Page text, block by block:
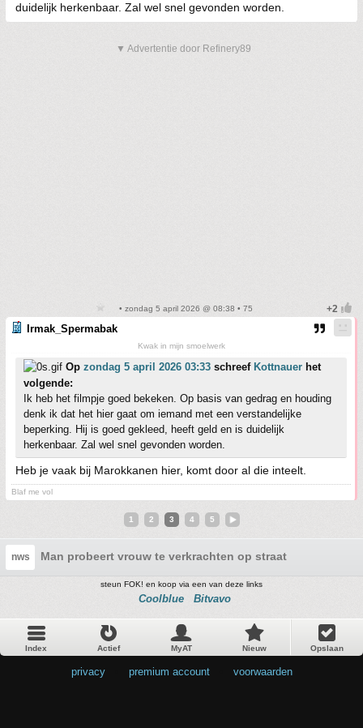
duidelijk herkenbaar. Zal wel snel gevonden worden.
▼ Advertentie door Refinery89
• zondag 5 april 2026 @ 08:38 • 75
Irmak_Spermabak
Kwak in mijn smoelwerk
Op zondag 5 april 2026 03:33 schreef Kottnauer het
volgende:
Ik heb het filmpje goed bekeken. Op basis van gedrag en houding
denk ik dat het hier gaat om iemand met een verstandelijke
beperking. Hij is goed gekleed, heeft geld en is duidelijk
herkenbaar. Zal wel snel gevonden worden.
Heb je vaak bij Marokkanen hier, komt door al die inteelt.
Blaf me vol
1 2 3 4 5
nws Man probeert vrouw te verkrachten op straat
steun FOK! en koop via een van deze links
Coolblue Bitvavo
Index Actief MyAT Nieuw Opslaan
privacy premium account voorwaarden